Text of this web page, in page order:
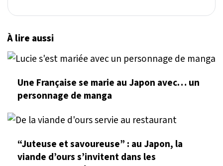
À lire aussi
Une Française se marie au Japon avec… un
personnage de manga
“Juteuse et savoureuse” : au Japon, la
viande d’ours s’invitent dans les